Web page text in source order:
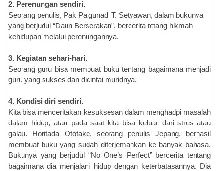
2. Perenungan sendiri.
Seorang penulis, Pak Palgunadi T. Setyawan, dalam bukunya
yang berjudul “Daun Berserakan”, bercerita tetang hikmah
kehidupan melalui perenungannya.
3. Kegiatan sehari-hari.
Seorang guru bisa membuat buku tentang bagaimana menjadi
guru yang sukses dan dicintai muridnya.
4. Kondisi diri sendiri.
Kita bisa menceritakan kesuksesan dalam menghadpi masalah
dalam hidup, atau pada saat kita bisa keluar dari stres atau
galau. Horitada Ototake, seorang penulis Jepang, berhasil
membuat buku yang sudah diterjemahkan ke banyak bahasa.
Bukunya yang berjudul “No One’s Perfect” bercerita tentang
bagaimana dia menjalani hidup dengan keterbatasannya. Dia